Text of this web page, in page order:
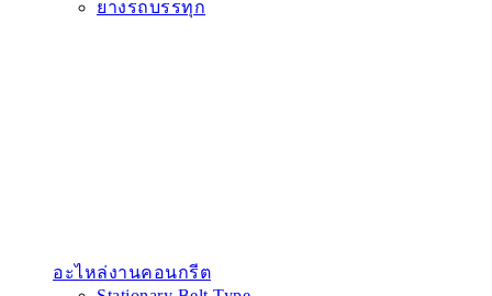
ยางรถบรรทุก
อะไหล่งานคอนกรีต